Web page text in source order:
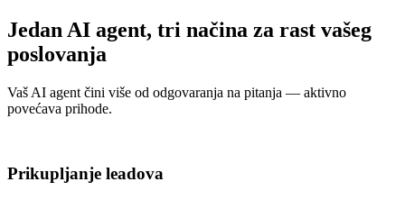
Jedan AI agent, tri načina za rast vašeg
poslovanja
Vaš AI agent čini više od odgovaranja na pitanja — aktivno
povećava prihode.
Prikupljanje leadova